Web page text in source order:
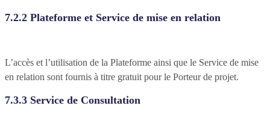
7.2.2 Plateforme et Service de mise en relation
L’accès et l’utilisation de la Plateforme ainsi que le Service de mise
en relation sont fournis à titre gratuit pour le Porteur de projet.
7.3.3 Service de Consultation